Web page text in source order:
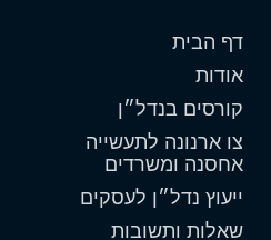
דף הבית
אודות
קורסים בנדל״ן
צו ארנונה לתעשייה
אחסנה ומשרדים
ייעוץ נדל״ן לעסקים
שאלות ותשובות